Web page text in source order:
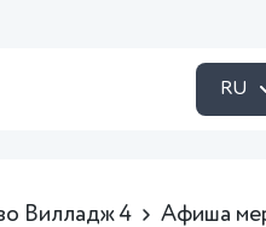
RU
Вилладж 4
Афиша